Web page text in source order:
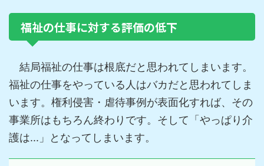
福祉の仕事に対する評価の低下
結局福祉の仕事は根底だと思われてしまいます。
福祉の仕事をやっている人はバカだと思われてしま
います。権利侵害・虐待事例が表面化すれば、その
事業所はもちろん終わりです。そして「やっぱり介
護は...」となってしまいます。